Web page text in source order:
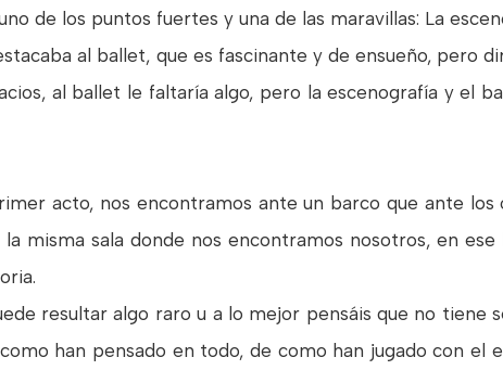
de los puntos fuertes y una de las maravillas: La
al ballet, que es fascinante y de ensueño, pero
al ballet le faltaría algo, pero la escenografía y el
acto, nos encontramos ante un barco que ante
la misma sala donde nos encontramos nosotros, en
resultar algo raro u a lo mejor pensáis que no tiene
han pensado en todo, de como han jugado con el